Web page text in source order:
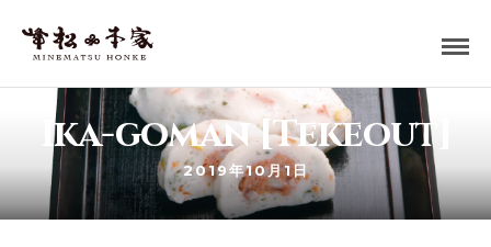
Ika-goman [Tekeout]
2019年10月1日